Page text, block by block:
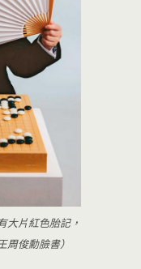
大片紅色胎記，
俊勳臉書）